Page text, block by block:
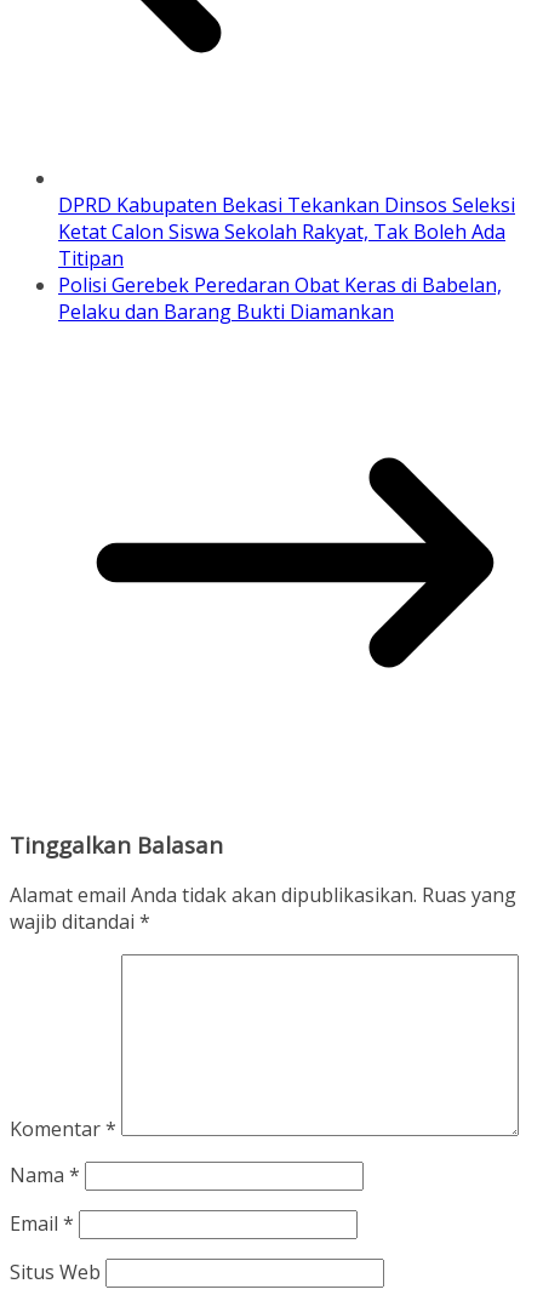
DPRD Kabupaten Bekasi Tekankan Dinsos Seleksi
Ketat Calon Siswa Sekolah Rakyat, Tak Boleh Ada
Titipan
Polisi Gerebek Peredaran Obat Keras di Babelan,
Pelaku dan Barang Bukti Diamankan
Tinggalkan Balasan
Alamat email Anda tidak akan dipublikasikan. Ruas yang
wajib ditandai *
Komentar*
Nama *
Email *
Situs Web